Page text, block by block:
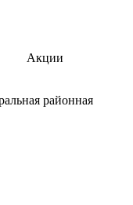
Акции
районная